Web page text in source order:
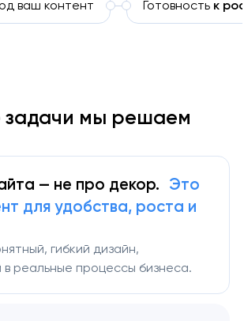
ваш контент Готовность к
задачи мы решаем
— не про декор. Это
для удобства, роста и
гибкий дизайн,
в реальные процессы бизнеса.